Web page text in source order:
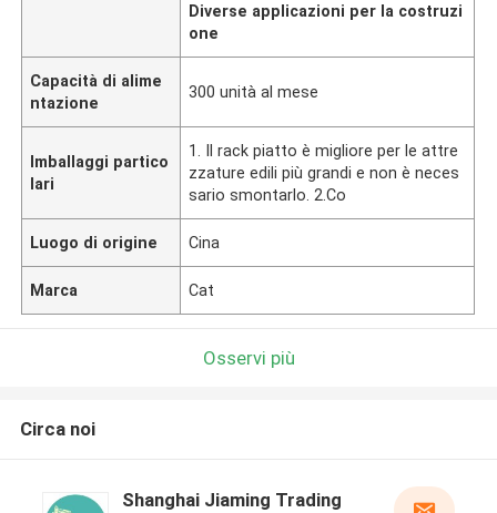
Diverse applicazioni per la costruzi
one
Capacità di alime
ntazione
300 unità al mese
Imballaggi partico
lari
1. Il rack piatto è migliore per le attre
zzature edili più grandi e non è neces
sario smontarlo. 2.Co
Luogo di origine Cina
Marca Cat
Osservi più
Circa noi
Shanghai Jiaming Trading